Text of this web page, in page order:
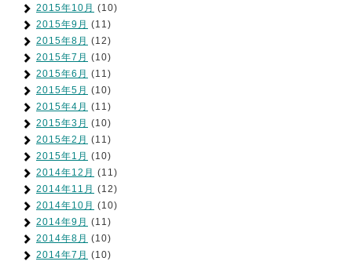
2015年10月 (10)
2015年9月 (11)
2015年8月 (12)
2015年7月 (10)
2015年6月 (11)
2015年5月 (10)
2015年4月 (11)
2015年3月 (10)
2015年2月 (11)
2015年1月 (10)
2014年12月 (11)
2014年11月 (12)
2014年10月 (10)
2014年9月 (11)
2014年8月 (10)
2014年7月 (10)